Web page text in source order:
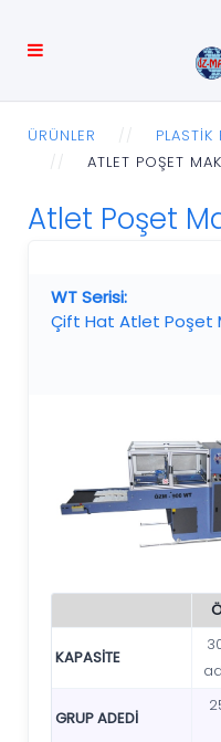
ÜRÜNLER
PLASTIK
ATLET POŞET
Atlet Poşet
WT Serisi:
Çift Hat Atlet Poşet
KAPASİTE
GRUP ADEDİ